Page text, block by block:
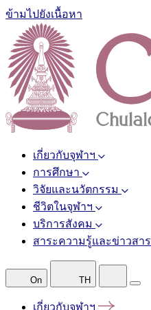
ข้ามไปยังเนื้อหา
เกี่ยวกับจุฬาฯ
การศึกษา
วิจัยและนวัตกรรม
ชีวิตในจุฬาฯ
บริการสังคม
สาระความรู้และข่าวสาร
On TH
เกี่ยวกับจุฬาฯ